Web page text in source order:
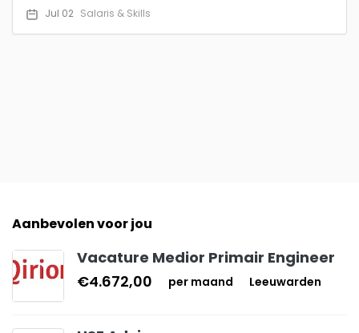
Jul 02 Salaris & Skills
Aanbevolen voor jou
Vacature Medior Primair Engineer
€4.672,00
per maand Leeuwarden